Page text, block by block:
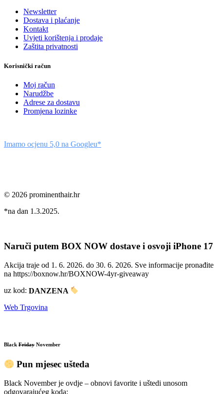
Newsletter
Dostava i plaćanje
Kontakt
Uvjeti korištenja i prodaje
Zaštita privatnosti
Korisnički račun
Moj račun
Narudžbe
Adrese za dostavu
Promjena lozinke
Imamo ocjenu 5,0 na Googleu*
© 2026 prominenthair.hr
*na dan 1.3.2025.
Naruči putem BOX NOW dostave i osvoji iPhone 17
Akcija traje od 1. 6. 2026. do 30. 6. 2026. Sve informacije pronađite
na https://boxnow.hr/BOXNOW-4yr-giveaway
uz kod: DANZENA
Web Trgovina
Black Friday November
Pun mjesec ušteda
Black November je ovdje – obnovi favorite i uštedi unosom
odgovarajućeg koda: